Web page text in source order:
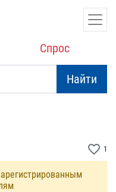
Спрос
Найти
favorite_border 1